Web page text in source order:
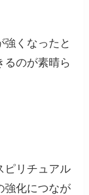
強くなったと
るのが素晴ら
ピリチュアル
強化につなが